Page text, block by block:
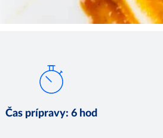
Čas prípravy:6 hod